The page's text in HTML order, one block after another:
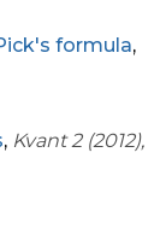
formula,
, Kvant 2 (2012),